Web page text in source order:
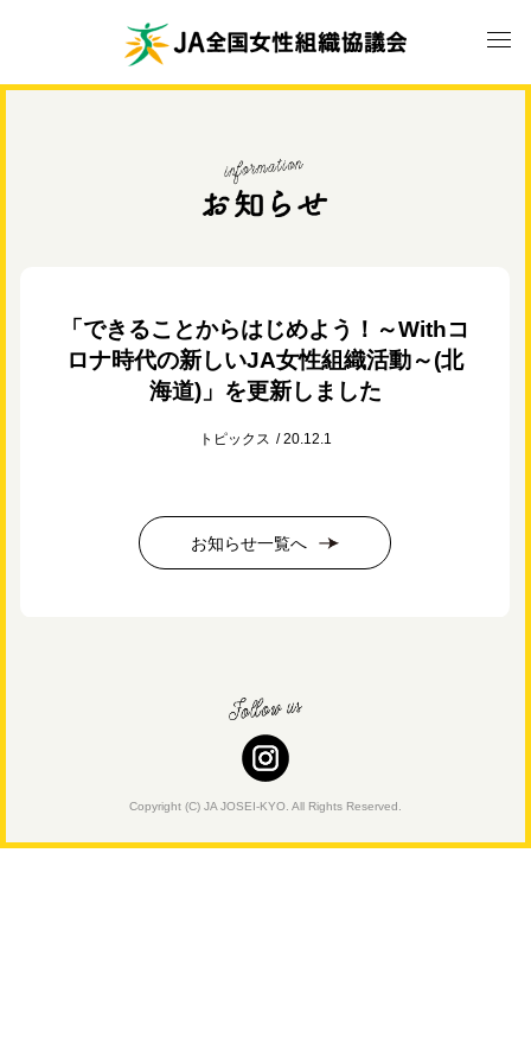
「できることからはじめよう！～Withコ
ロナ時代の新しいJA女性組織活動～(北
海道)」を更新しました
トピックス 20.12.1
お知らせ一覧へ
Copyright (C) JA JOSEI-KYO. All Rights Reserved.